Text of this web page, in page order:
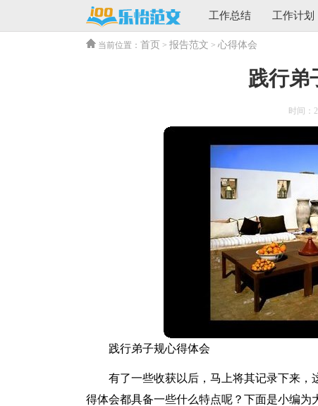
工作总结 工作计划
当前位置： 首页 > 报告范文 > 心得体会
践行弟
时间：
践行弟子规心得体会
有了一些收获以后，马上将其记录下来
得体会都具备一些什么特点呢？下面是小编为